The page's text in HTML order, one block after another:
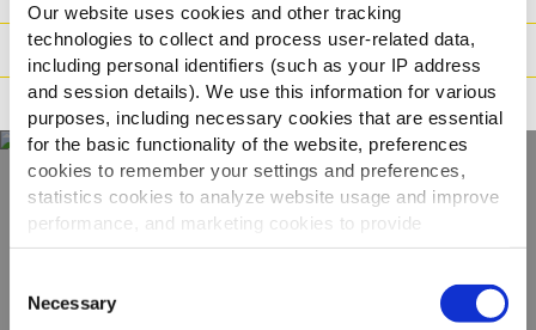
Our website uses cookies and other tracking
technologies to collect and process user-related data,
including personal identifiers (such as your IP address
and session details). We use this information for various
purposes, including necessary cookies that are essential
for the basic functionality of the website, preferences
cookies to remember your settings and preferences,
statistics cookies to analyze website usage and improve
performance, and marketing cookies to provide
personalized content and advertising.
By clicking 'Allow all cookies', you consent to the use of
Selection
Necessary
Preparazione
Adatto a
Scopri tutta la